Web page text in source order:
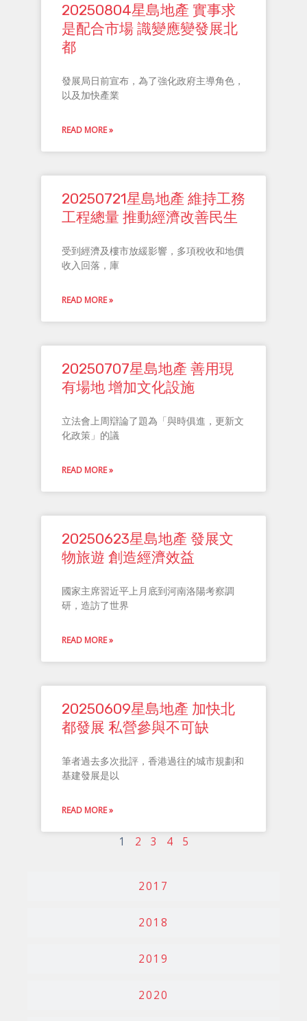
2017
2018
2019
2020
20250804星島地產 實事求
是配合市場 識變應變發展北
都
發展局日前宣布，為了強化政府主導角色，
以及加快產業
READ MORE »
20250721星島地產 維持工務
工程總量 推動經濟改善民生
受到經濟及樓市放緩影響，多項稅收和地價
收入回落，庫
READ MORE »
20250707星島地產 善用現
有場地 增加文化設施
立法會上周辯論了題為「與時俱進，更新文
化政策」的議
READ MORE »
20250623星島地產 發展文
物旅遊 創造經濟效益
國家主席習近平上月底到河南洛陽考察調
研，造訪了世界
READ MORE »
20250609星島地產 加快北
都發展 私營參與不可缺
筆者過去多次批評，香港過往的城市規劃和
基建發展是以
READ MORE »
1 2 3 4 5